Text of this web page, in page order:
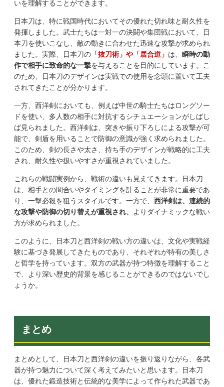
いを理解することができます。
日本刀は、特に戦国時代においてその優れた切れ味と耐久性を
発揮しました。武士たちは一対一の決闘や集団戦において、日
本刀を使いこなし、敵の動きに合わせた迅速な攻撃が求められ
ました。実際、日本刀の 「抜刀術」や「居合道」 は、 瞬時の動
作で相手に致命的な一撃を与えることを目的にしています。こ
のため、日本刀のデザインは実戦での使用を念頭に置いて工夫
されてきたことが分かります。
一方、西洋剣においても、例えば中世の騎士たちはロングソー
ドを使い、多人数の相手に対抗するシチュエーションがしばし
ば見られました。西洋剣は、突きや振り下ろしによる攻撃が可
能で、剣盾を用いることで防御の意識が強く求められました。
このため、剣の長さや太さ、持ち手のデザインが戦略的に工夫
され、耐久性や扱いやすさが重視されていました。
これらの戦闘実例から、戦術の違いも見えてきます。日本刀
は、相手との間合いやタイミングを計ることが非常に重要であ
り、一撃必殺を狙うスタイルです。一方で、 西洋剣は、連続的
な攻撃や防御の切り替えが重視され、
よりダイナミックな戦い
方が求められました。
このように、日本刀と西洋剣の戦い方の違いは、文化や実戦経
験に基づき発展してきたものであり、それぞれが特有の美しさ
と哲学を持っています。双方の武器が持つ特徴を理解すること
で、より深い歴史的背景を感じることができるのではないでし
ょうか。
まとめ
まとめとして、日本刀と西洋剣の違いを振り返りながら、各武
器が持つ魅力について深く考えてみたいと思います。日本刀
は、優れた鍛造技術と伝統的な美学によって作られた武器であ